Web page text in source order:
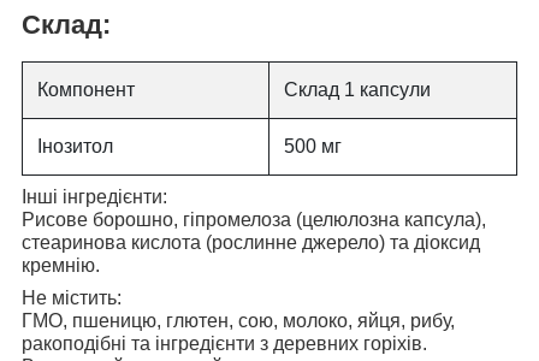
Склад:
Компонент Склад 1 капсули
Інозитол 500 мг
Інші інгредієнти:
Рисове борошно, гіпромелоза (целюлозна капсула),
стеаринова кислота (рослинне джерело) та діоксид
кремнію.
Не містить:
ГМО, пшеницю, глютен, сою, молоко, яйця, рибу,
ракоподібні та інгредієнти з деревних горіхів.